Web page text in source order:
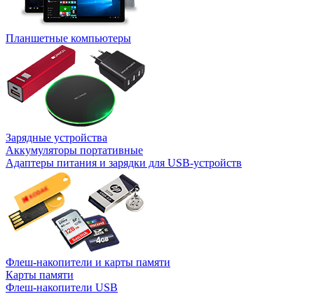
Планшетные компьютеры
Зарядные устройства
Аккумуляторы портативные
Адаптеры питания и зарядки для USB-устройств
Флеш-накопители и карты памяти
Карты памяти
Флеш-накопители USB